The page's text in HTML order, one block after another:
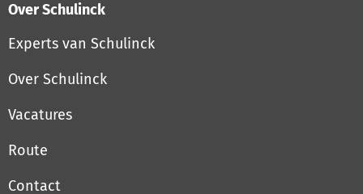
Over Schulinck
Experts van Schulinck
Over Schulinck
Vacatures
Route
Contact